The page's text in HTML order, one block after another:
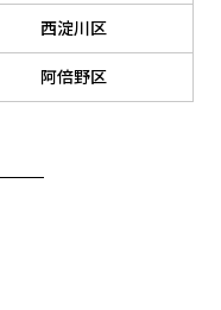
西淀川区
阿倍野区